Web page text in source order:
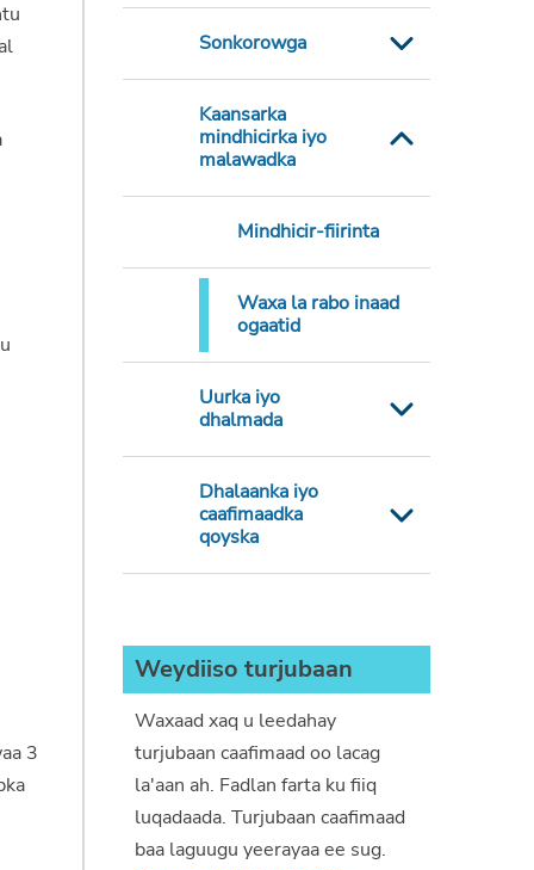
Sonkorowga
Kaansarka
mindhicirka iyo
malawadka
Mindhicir-fiirinta
Waxa la rabo inaad
ogaatid
Uurka iyo
dhalmada
Dhalaanka iyo
caafimaadka
qoyska
Weydiiso turjubaan
Waxaad xaq u leedahay
turjubaan caafimaad oo lacag
la'aan ah. Fadlan farta ku fiiq
luqadaada. Turjubaan caafimaad
baa laguugu yeerayaa ee sug.
3